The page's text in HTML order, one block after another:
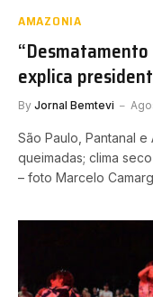
AMAZONIA
explica
By Jornal Bemtevi
São Paulo, Pantanal
queimadas; clima
– foto Marcelo